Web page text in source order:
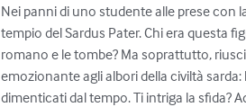
Nei panni di uno studente alle prese con
tempio del Sardus Pater. Chi era questa
romano e le tombe? Ma soprattutto,
emozionante agli albori della civiltà
dimenticati dal tempo. Ti intriga la sfida?